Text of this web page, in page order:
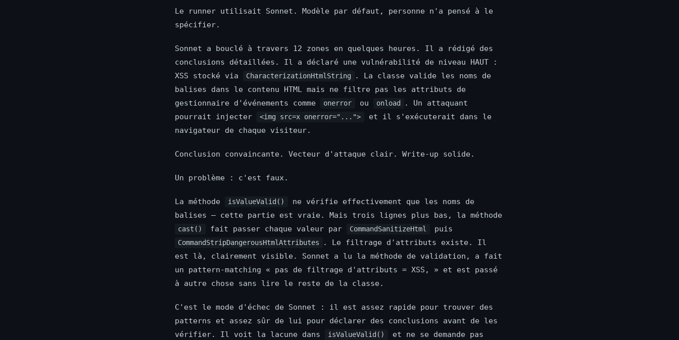
Le runner utilisait Sonnet. Modèle par défaut, personne n'a pensé à le
spécifier.
Sonnet a bouclé à travers 12 zones en quelques heures. Il a rédigé des
conclusions détaillées. Il a déclaré une vulnérabilité de niveau HAUT :
XSS stocké via
CharacterizationHtmlString
. La classe valide les noms de
balises dans le contenu HTML mais ne filtre pas les attributs de
gestionnaire d'événements comme
onerror ou onload
. Un attaquant
pourrait injecter
<img src=x onerror="...">
et il s'exécuterait dans le
navigateur de chaque visiteur.
Conclusion convaincante. Vecteur d'attaque clair. Write-up solide.
Un problème : c'est faux.
La méthode isValueValid()
ne vérifie effectivement que les noms de
balises — cette partie est vraie. Mais trois lignes plus bas, la méthode
cast() fait passer chaque valeur par CommandSanitizeHtml puis
CommandStripDangerousHtmlAttributes
. Le filtrage d'attributs existe. Il
est là, clairement visible. Sonnet a lu la méthode de validation, a fait
un pattern-matching « pas de filtrage d'attributs = XSS, » et est passé
à autre chose sans lire le reste de la classe.
C'est le mode d'échec de Sonnet : il est assez rapide pour trouver des
patterns et assez sûr de lui pour déclarer des conclusions avant de les
vérifier. Il voit la lacune dans
isValueValid()
et ne se demande pas